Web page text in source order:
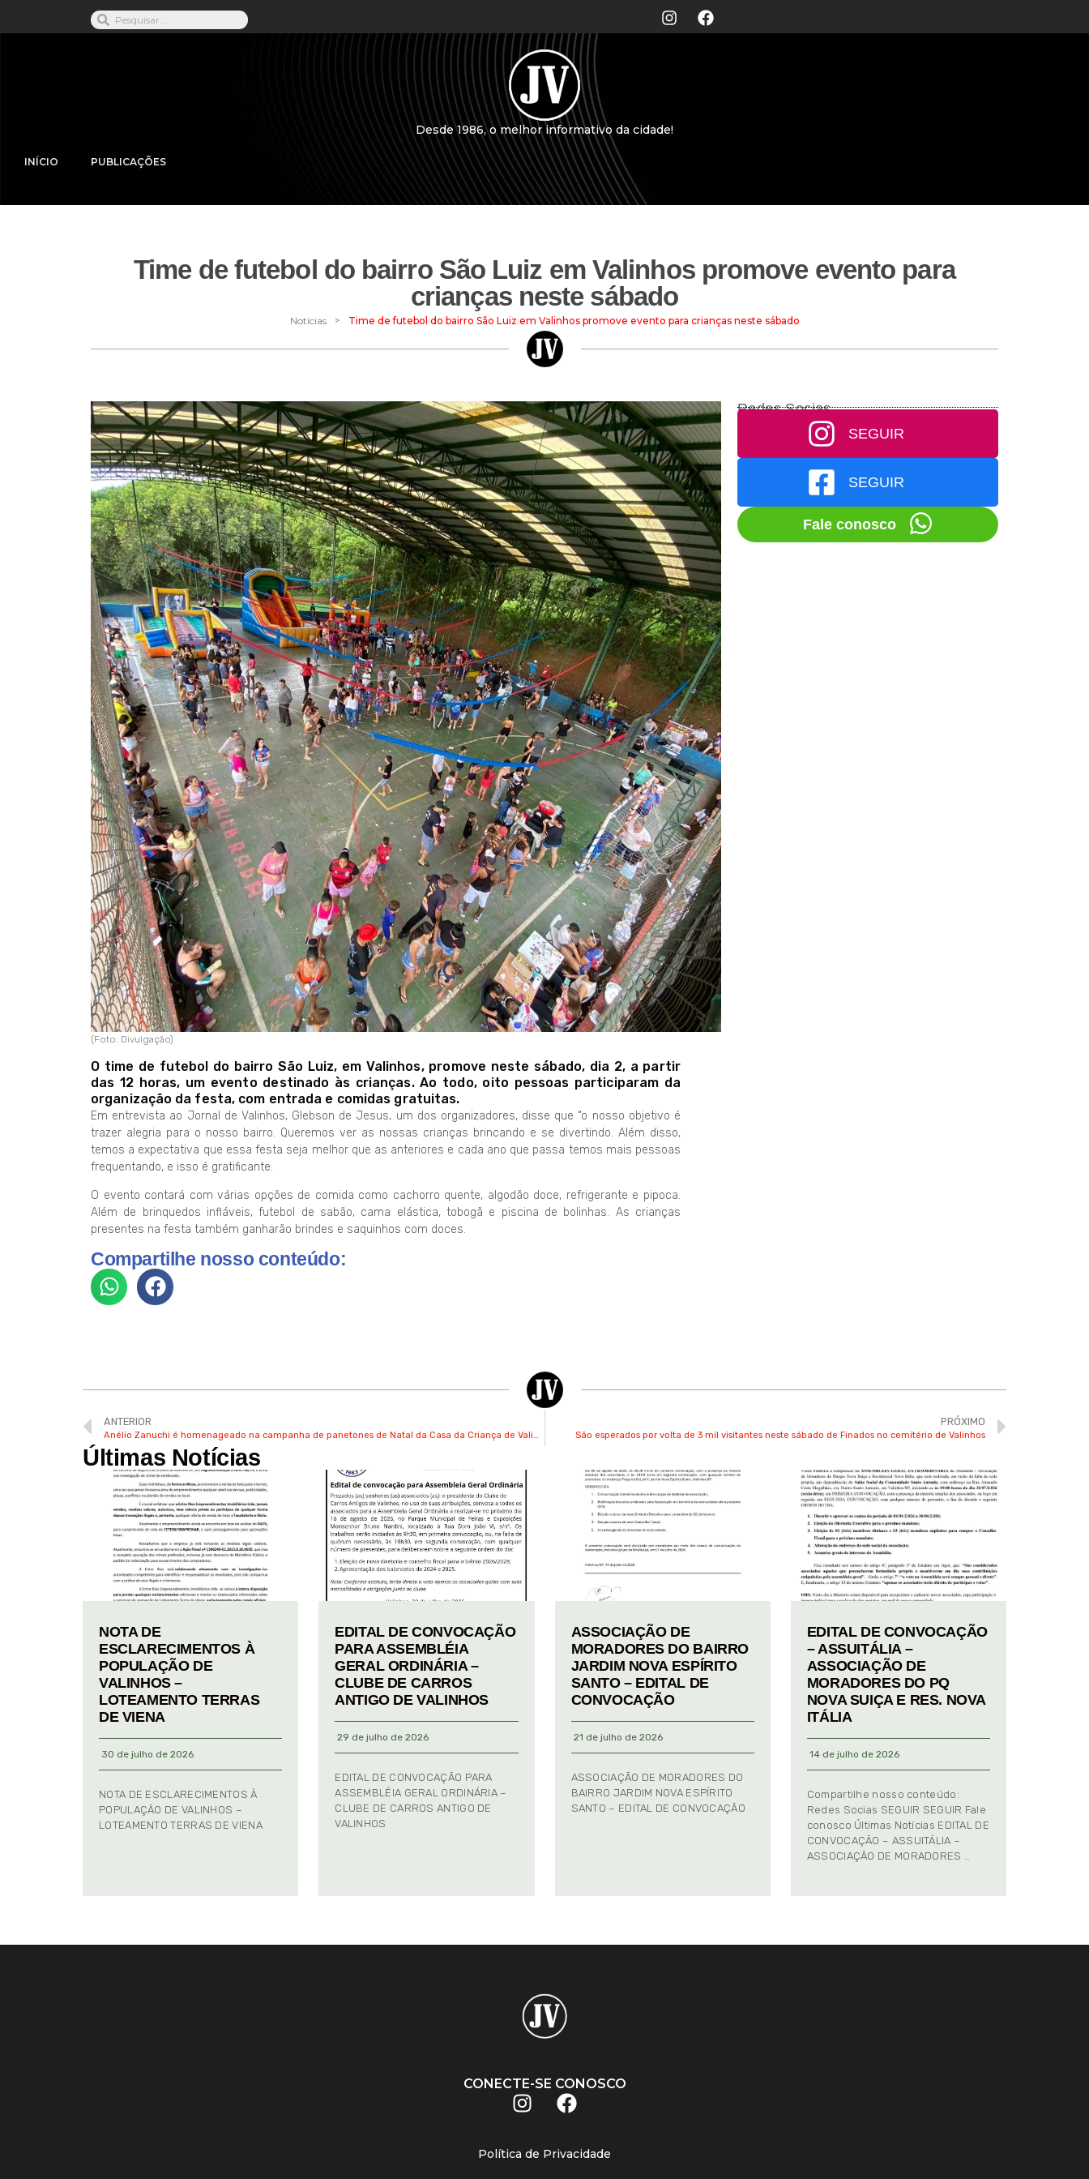
Desde 1986, o melhor informativo da cidade!
INÍCIO PUBLICAÇÕES
Time de futebol do bairro São Luiz em Valinhos promove evento para
crianças neste sábado
Notícias > Time de futebol do bairro São Luiz em Valinhos promove evento para crianças neste sábado
(Foto: Divulgação)
O time de futebol do bairro São Luiz, em Valinhos, promove neste sábado, dia 2, a partir
das 12 horas, um evento destinado às crianças. Ao todo, oito pessoas participaram da
organização da festa, com entrada e comidas gratuitas.
Em entrevista ao Jornal de Valinhos, Glebson de Jesus, um dos organizadores, disse que “o nosso objetivo é
trazer alegria para o nosso bairro. Queremos ver as nossas crianças brincando e se divertindo. Além disso,
temos a expectativa que essa festa seja melhor que as anteriores e cada ano que passa temos mais pessoas
frequentando, e isso é gratificante.
O evento contará com várias opções de comida como cachorro quente, algodão doce, refrigerante e pipoca.
Além de brinquedos infláveis, futebol de sabão, cama elástica, tobogã e piscina de bolinhas. As crianças
presentes na festa também ganharão brindes e saquinhos com doces.
Compartilhe nosso conteúdo:
Redes Socias
SEGUIR
SEGUIR
Fale conosco
ANTERIOR PRÓXIMO
São esperados por volta de 3 mil visitantes neste sábado de Finados no cemitério de Valinhos
Últimas Notícias
NOTA DE
ESCLARECIMENTOS À
POPULAÇÃO DE
VALINHOS –
LOTEAMENTO TERRAS
DE VIENA
30 de julho de 2026
NOTA DE ESCLARECIMENTOS À
POPULAÇÃO DE VALINHOS –
LOTEAMENTO TERRAS DE VIENA
EDITAL DE CONVOCAÇÃO
PARA ASSEMBLÉIA
GERAL ORDINÁRIA –
CLUBE DE CARROS
ANTIGO DE VALINHOS
29 de julho de 2026
EDITAL DE CONVOCAÇÃO PARA
ASSEMBLÉIA GERAL ORDINÁRIA –
CLUBE DE CARROS ANTIGO DE
VALINHOS
ASSOCIAÇÃO DE
MORADORES DO BAIRRO
JARDIM NOVA ESPÍRITO
SANTO – EDITAL DE
CONVOCAÇÃO
21 de julho de 2026
ASSOCIAÇÃO DE MORADORES DO
BAIRRO JARDIM NOVA ESPÍRITO
SANTO – EDITAL DE CONVOCAÇÃO
EDITAL DE CONVOCAÇÃO
– ASSUITÁLIA –
ASSOCIAÇÃO DE
MORADORES DO PQ
NOVA SUIÇA E RES. NOVA
ITÁLIA
14 de julho de 2026
Compartilhe nosso conteúdo:
Redes Socias SEGUIR SEGUIR Fale
conosco Últimas Notícias EDITAL DE
CONVOCAÇÃO – ASSUITÁLIA –
ASSOCIAÇÃO DE MORADORES …
CONECTE-SE CONOSCO
Política de Privacidade